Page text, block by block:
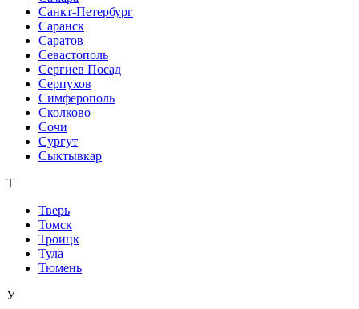
Санкт-Петербург
Саранск
Саратов
Севастополь
Сергиев Посад
Серпухов
Симферополь
Сколково
Сочи
Сургут
Сыктывкар
Т
Тверь
Томск
Троицк
Тула
Тюмень
У